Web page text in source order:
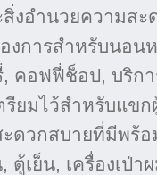
งอำนวยความส
การสำหรับนอน
คอฟฟี่ช็อป, บริก
ยมไว้สำหรับแขก
ดวกสบายที่มีพร้
เย็น, เครื่องเป่า